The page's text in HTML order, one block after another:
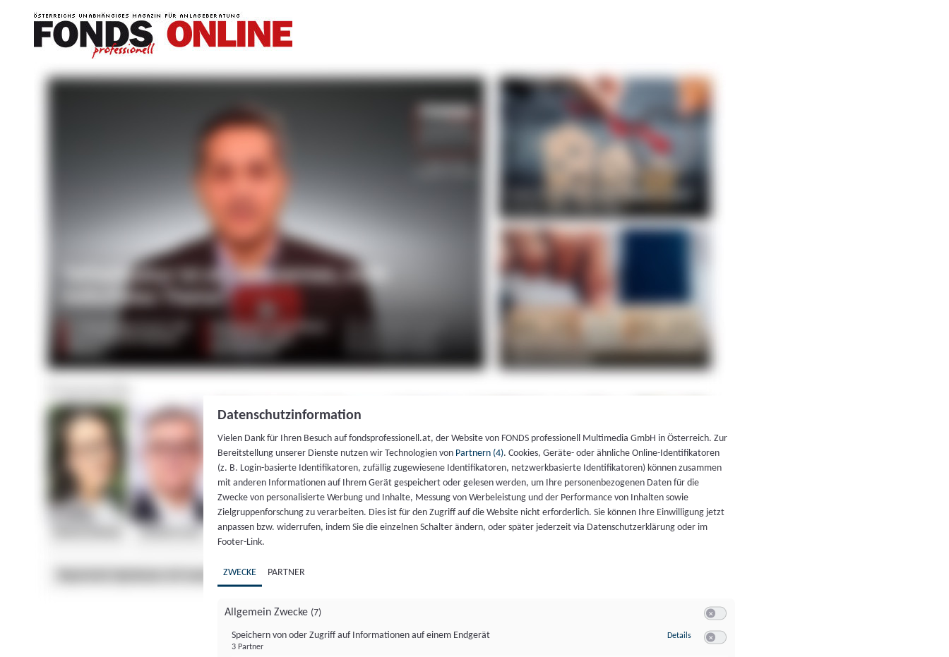
Datenschutzinformation
Vielen Dank für Ihren Besuch auf fondsprofessionell.at, der Website von FONDS professionell Multimedia GmbH in Österreich. Zur
Bereitstellung unserer Dienste nutzen wir Technologien von Partnern (4). Cookies, Geräte- oder ähnliche Online-Identifikatoren
(z. B. Login-basierte Identifikatoren, zufällig zugewiesene Identifikatoren, netzwerkbasierte Identifikatoren) können zusammen
mit anderen Informationen auf Ihrem Gerät gespeichert oder gelesen werden, um Ihre personenbezogenen Daten für die
Zwecke von personalisierte Werbung und Inhalte, Messung von Werbeleistung und der Performance von Inhalten sowie
Zielgruppenforschung zu verarbeiten. Dies ist für den Zugriff auf die Website nicht erforderlich. Sie können Ihre Einwilligung jetzt
anpassen bzw. widerrufen, indem Sie die einzelnen Schalter ändern, oder später jederzeit via Datenschutzerklärung oder im
Footer-Link.
ZWECKE PARTNER
Allgemein Zwecke (7)
Speichern von oder Zugriff auf Informationen auf einem Endgerät
3 Partner
Details zu Speichern von oder Zugriff auf Informationen auf einem Endgerät